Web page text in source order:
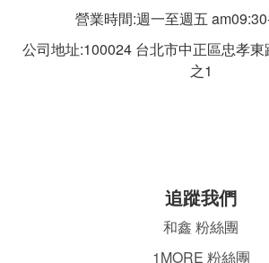
營業時間:週一至週五
公司地址:100024 台北市中正區忠孝東
之1
追蹤我們
和鑫 粉絲團
1MORE 粉絲團